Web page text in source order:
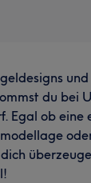
du bei
Egal ob eine